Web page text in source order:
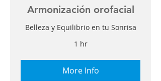
Armonización orofacial
Belleza y Equilibrio en tu Sonrisa
1 hr
More Info